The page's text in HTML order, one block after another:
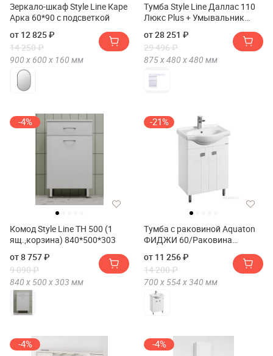
Зеркало-шкаф Style Line Каре
Арка 60*90 с подсветкой
от 12 825 ₽
14 250 ₽
900 х 600 х 160 мм
Тумба Style Line Даллас 110
Люкс Plus + Умывальник
левый
от 28 251 ₽
29 496 ₽
875 х480 х480 мм
-4%
Комод Style Line ТН 500 (1
ящ.,корзина) 840*500*303
от 8 757 ₽
9 090 ₽
840 х 500 х303 мм
-21%
Тумба с раковиной Aquaton
ФИДЖИ 60/Раковина
от 11 256 ₽
14 200 ₽
700 х 554 х340 мм
-4% -4%